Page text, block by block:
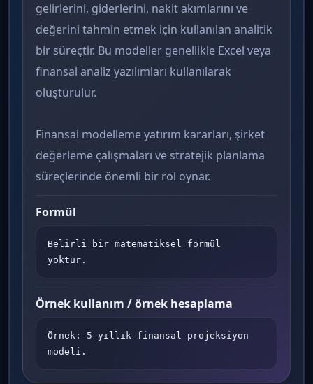
gelirlerini, giderlerini, nakit akımlarını ve
değerini tahmin etmek için kullanılan analitik
bir süreçtir. Bu modeller genellikle Excel veya
finansal analiz yazılımları kullanılarak
oluşturulur.
Finansal modelleme yatırım kararları, şirket
değerleme çalışmaları ve stratejik planlama
süreçlerinde önemli bir rol oynar.
Formül
Belirli bir matematiksel formül
yoktur.
Örnek kullanım / örnek hesaplama
Örnek: 5 yıllık finansal projeksiyon
modeli.